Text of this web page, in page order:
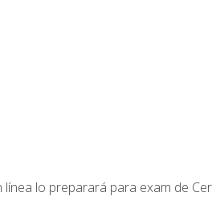
lo preparará para exam de